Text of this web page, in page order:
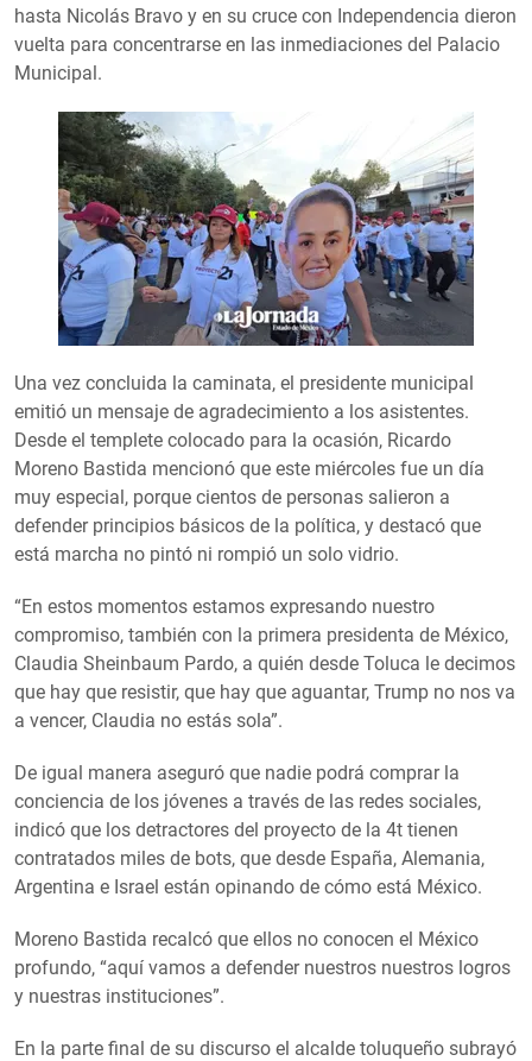
hasta Nicolás Bravo y en su cruce con Independencia dieron
vuelta para concentrarse en las inmediaciones del Palacio
Municipal.
Una vez concluida la caminata, el presidente municipal
emitió un mensaje de agradecimiento a los asistentes.
Desde el templete colocado para la ocasión, Ricardo
Moreno Bastida mencionó que este miércoles fue un día
muy especial, porque cientos de personas salieron a
defender principios básicos de la política, y destacó que
está marcha no pintó ni rompió un solo vidrio.
“En estos momentos estamos expresando nuestro
compromiso, también con la primera presidenta de México,
Claudia Sheinbaum Pardo, a quién desde Toluca le decimos
que hay que resistir, que hay que aguantar, Trump no nos va
a vencer, Claudia no estás sola”.
De igual manera aseguró que nadie podrá comprar la
conciencia de los jóvenes a través de las redes sociales,
indicó que los detractores del proyecto de la 4t tienen
contratados miles de bots, que desde España, Alemania,
Argentina e Israel están opinando de cómo está México.
Moreno Bastida recalcó que ellos no conocen el México
profundo, “aquí vamos a defender nuestros nuestros logros
y nuestras instituciones”.
En la parte final de su discurso el alcalde toluqueño subrayó